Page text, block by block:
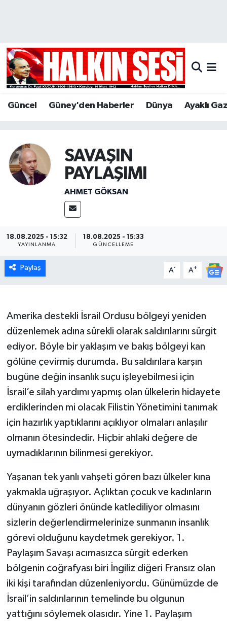
Güncel Güney'den Haberler Dünya Ayaklı
SAVAŞIN
PAYLAŞIMI
AHMET GÖKSAN
18.08.2025 - 15:32
YAYINLANMA
18.08.2025 - 15:33
GÜNCELLEME
Paylaş A- A+
Amerika destekli İsrail Ordusu bölgeyi yeniden
düzenlemek adına sürekli olarak saldırılarını sürgit
ediyor. Böyle bir yaklaşım ve bakış bölgeyi kan
gölüne çevirmiş durumda. Bu saldırılara karşın
bugüne değin insanlık suçu işleyebilmesi için
İsrail’e silah yardımı yapmış olan ülkelerin hidayete
erdiklerinden mi olacak Filistin Yönetimini tanımak
için hazırlık yaptıklarını açıklıyor olmaları anlaşılır
olmanın ötesindedir. Hiçbir ahlaki değere de
uymadıklarının bilinmesi gerekiyor.
Yaşanan tek yanlı vahşeti gören bazı ülkeler kına
yakmakla uğraşıyor. Açlıktan çocuk ve kadınların
dünyanın gözleri önünde katlediliyor olmasını
sizlerin değerlendirmelerinize sunmanın insanlık
görevi olduğunu kaydetmek gerekiyor. 1.
Paylaşım Savaşı acımasızca sürgit ederken
bölgenin coğrafyası biri İngiliz diğeri Fransız olan
iki kişi tarafından düzenleniyordu. Günümüzde de
İsrail’in saldırılarının temelinde bu olgunun
yattığını söylemek olasıdır. Yine 1. Paylaşım
Hava Durumu
Trafik Durumu
Tüm Manşetler
Son Dakika Haberleri
Haber Arşivi